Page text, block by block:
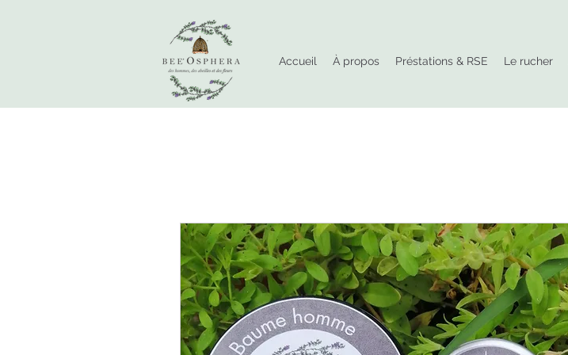
Accueil À propos Préstations & RSE Le rucher